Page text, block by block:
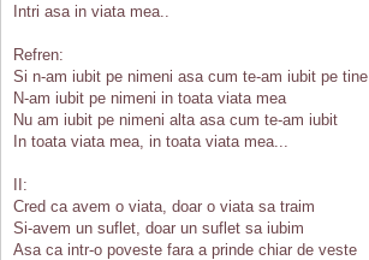
Intri asa in viata mea..
Refren:
Si n-am iubit pe nimeni asa cum te-am iubit pe tine
N-am iubit pe nimeni in toata viata mea
Nu am iubit pe nimeni alta asa cum te-am iubit
In toata viata mea, in toata viata mea...
II:
Cred ca avem o viata, doar o viata sa traim
Si-avem un suflet, doar un suflet sa iubim
Asa ca intr-o poveste fara a prinde chiar de veste